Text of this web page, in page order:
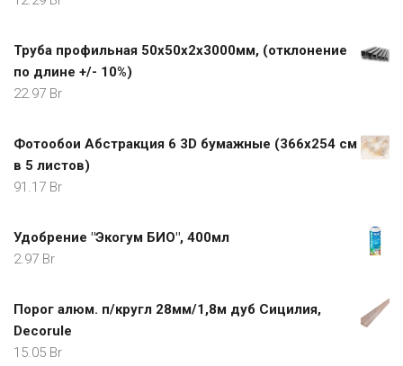
Труба профильная 50х50х2х3000мм, (отклонение
по длине +/- 10%)
22.97 Br
Фотообои Абстракция 6 3D бумажные (366х254 см
в 5 листов)
91.17 Br
Удобрение "Экогум БИО", 400мл
2.97 Br
Порог алюм. п/кругл 28мм/1,8м дуб Сицилия,
Decorule
15.05 Br